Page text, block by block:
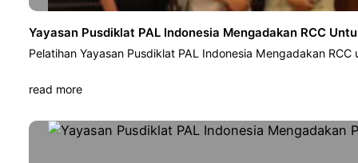
Yayasan Pusdiklat PAL Indonesia Mengadakan RCC
Pelatihan Yayasan Pusdiklat PAL Indonesia Mengadakan
read more